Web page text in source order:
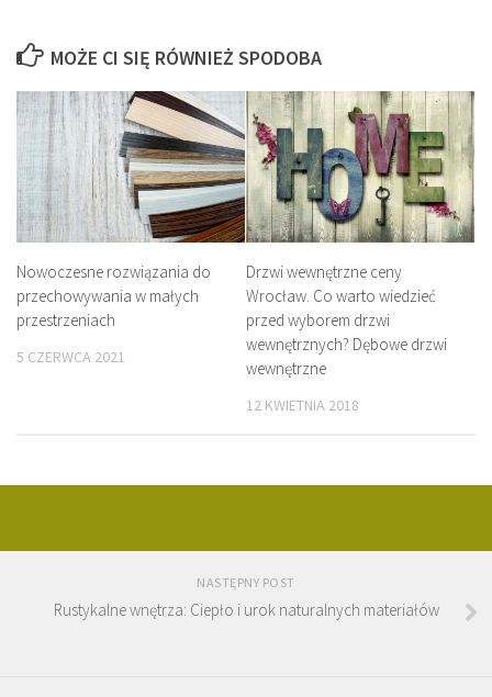
MOŻE CI SIĘ RÓWNIEŻ SPODOBA
Nowoczesne rozwiązania do
przechowywania w małych
przestrzeniach
5 CZERWCA 2021
Drzwi wewnętrzne ceny
Wrocław. Co warto wiedzieć
przed wyborem drzwi
wewnętrznych? Dębowe drzwi
wewnętrzne
12 KWIETNIA 2018
NASTĘPNY POST
Rustykalne wnętrza: Ciepło i urok naturalnych materiałów